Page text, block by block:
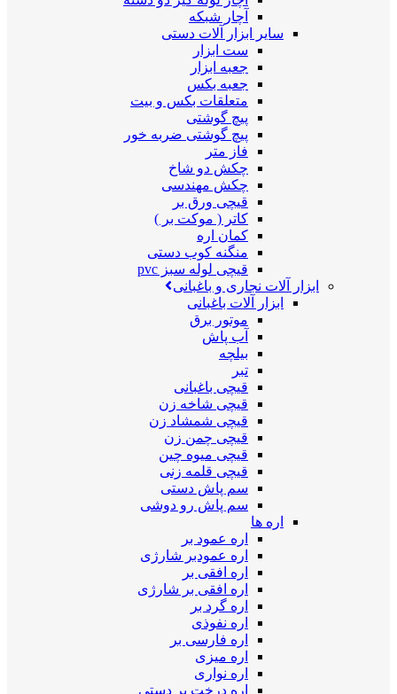
آچار شبکه
سایر ابزار آلات دستی
ست ابزار
جعبه ابزار
جعبه بکس
متعلقات بکس و بیت
پیچ گوشتی
پیچ گوشتی ضربه خور
فاز متر
چکش دو شاخ
چکش مهندسی
قیچی ورق بر
کاتر ( موکت بر )
کمان اره
منگنه کوب دستی
قیچی لوله سبز pvc
ابزار آلات نجاری و باغبانی
ابزار آلات باغبانی
موتور برق
آب پاش
بیلچه
تبر
قیچی باغبانی
قیچی شاخه زن
قیچی شمشاد زن
قیچی چمن زن
قیچی میوه چین
قیچی قلمه زنی
سم پاش دستی
سم پاش رو دوشی
اره ها
اره عمود بر
اره عمودبر شارژی
اره افقی بر
اره افقی بر شارژی
اره گرد بر
اره نفوذی
اره فارسی بر
اره میزی
اره نواری
اره درخت بر دستی